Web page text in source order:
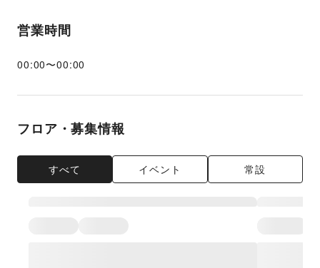
営業時間
00:00〜00:00
フロア・募集情報
すべて イベント 常設